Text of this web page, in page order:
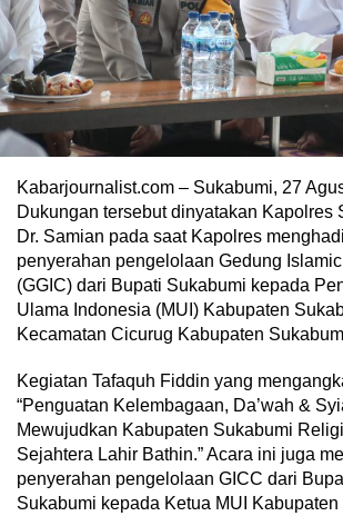
Kabarjournalist.com – Sukabumi, 27
Dukungan tersebut dinyatakan Kapolres
Dr. Samian pada saat Kapolres
penyerahan pengelolaan Gedung
(GGIC) dari Bupati Sukabumi kepada
Ulama Indonesia (MUI) Kabupaten
Kecamatan Cicurug Kabupaten
Kegiatan Tafaquh Fiddin yang
“Penguatan Kelembagaan, Da’wah &
Mewujudkan Kabupaten Sukabumi
Sejahtera Lahir Bathin.” Acara ini juga
penyerahan pengelolaan GICC dari
Sukabumi kepada Ketua MUI Kabupaten